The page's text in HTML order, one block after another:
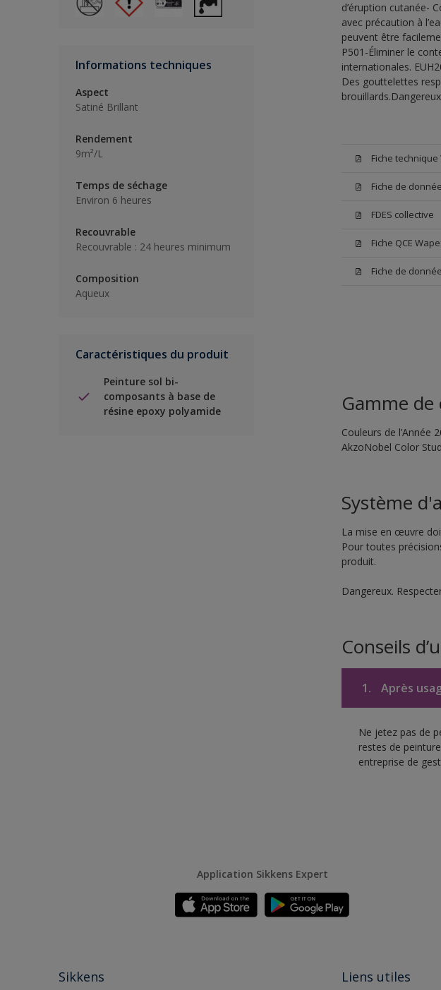
Informations techniques
Aspect
Satiné Brillant
Rendement
9m²/L
Temps de séchage
Environ 6 heures
Recouvrable
Recouvrable : 24 heures minimum
Composition
Aqueux
Caractéristiques du produit
Peinture sol bi-
composants à base de
résine epoxy polyamide
d’éruption cutanée-
avec précaution à
peuvent être
P501-Éliminer le
internationales.
Des gouttelettes
Fiche technique
Fiche de
FDES collective
Fiche QCE
Fiche de
Gamme de
Couleurs de
AkzoNobel Color
Système
La mise en œuvre
Pour toutes
produit.
Dangereux.
Conseils
1. Après
Ne jetez pas de
restes de
entreprise de
Application Sikkens Expert
Sikkens Liens utiles